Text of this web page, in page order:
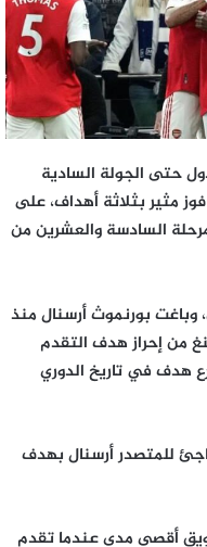
حتى الجولة السادية
مثير بثلاثة أهداف، على
السادسة والعشرين من
وباغت بورنموث أرسنال منذ
من إحراز هدف التقدم
وهو ثاني أسرع هدف في تاريخ الدوري
للمتصدر أرسنال بهدف
أقصى مدى عندما تقدم